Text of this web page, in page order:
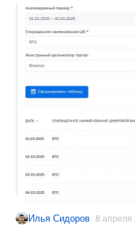
Илья Сидоров 8 апреля